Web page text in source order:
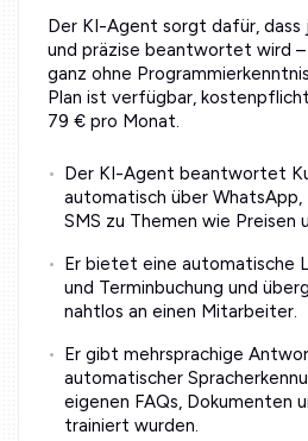
Der KI-Agent sorgt dafür, dass
und präzise beantwortet wird –
ganz ohne
Plan ist verfügbar,
79 € pro Monat.
Der KI-Agent beantwortet
automatisch über WhatsApp,
SMS zu Themen wie Preisen
Er bietet eine automatische
und Terminbuchung und
nahtlos an einen Mitarbeiter.
Er gibt mehrsprachige
automatischer
eigenen FAQs, Dokumenten
trainiert wurden.